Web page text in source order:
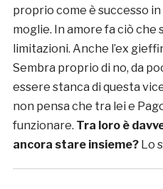
proprio come è successo in
moglie. In amore fa ciò che
limitazioni. Anche l’ex
Sembra proprio di no, da
essere stanca di questa
non pensa che tra lei e
funzionare. Tra loro è
ancora stare insieme?Lo